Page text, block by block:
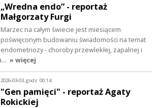
„Wredna endo” - reportaż
Małgorzaty Furgi
Marzec na całym świecie jest miesiącem
poświęconym budowaniu świadomości na temat
endometriozy - choroby przewlekłej, zapalnej i
» więcej
2026-03-03, godz. 00:14
"Gen pamięci" - reportaż Agaty
Rokickiej